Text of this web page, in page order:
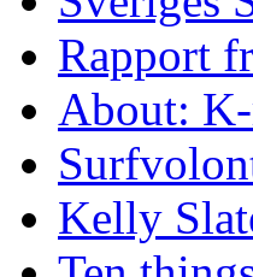
Rapport
About:
Kelly